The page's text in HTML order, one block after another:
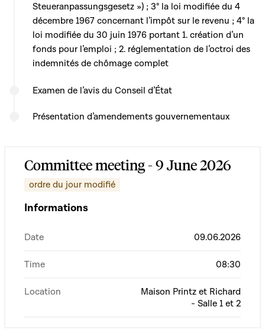
Steueranpassungsgesetz ») ; 3° la loi modifiée du 4
décembre 1967 concernant l’impôt sur le revenu ; 4° la
loi modifiée du 30 juin 1976 portant 1. création d’un
fonds pour l’emploi ; 2. réglementation de l’octroi des
indemnités de chômage complet
Examen de l’avis du Conseil d’État
Présentation d’amendements gouvernementaux
Committee meeting - 9 June 2026
ordre du jour modifié
Informations
Date 09.06.2026
Time 08:30
Location
Maison Printz et Richard
- Salle 1 et 2